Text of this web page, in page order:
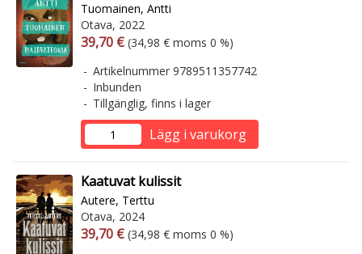
Tuomainen, Antti
Otava, 2022
Arvonlisäverollinen hinta
39,70 € Arvonlisäveroton hinta
(34,98 € moms 0 %)
Artikelnummer 9789511357742
Inbunden
Tillgänglig, finns i lager
Lägg i varukorg
Kaatuvat kulissit
Autere, Terttu
Otava, 2024
Arvonlisäverollinen hinta
39,70 € Arvonlisäveroton hinta
(34,98 € moms 0 %)